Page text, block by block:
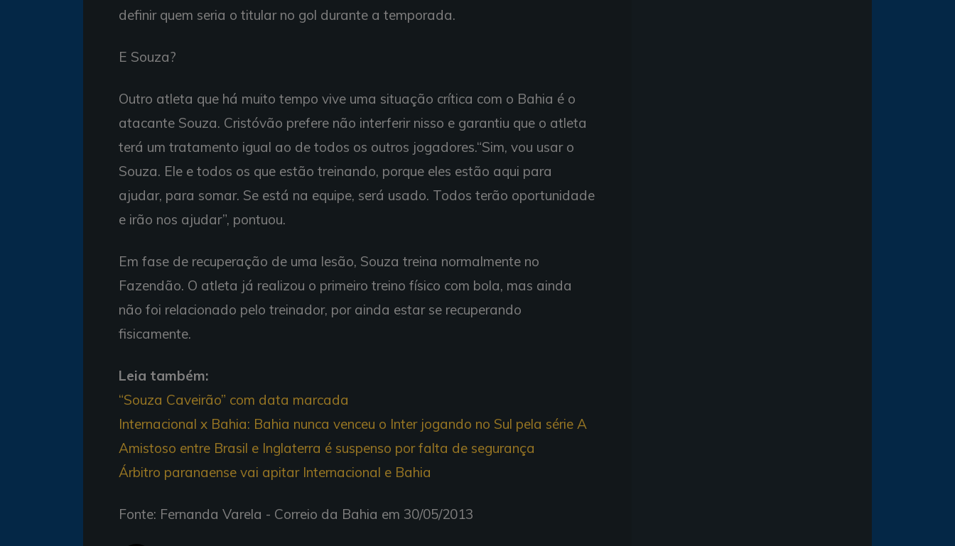
definir quem seria o titular no gol durante a temporada.
E Souza?
Outro atleta que há muito tempo vive uma situação crítica com o Bahia é o
atacante Souza. Cristóvão prefere não interferir nisso e garantiu que o atleta
terá um tratamento igual ao de todos os outros jogadores.“Sim, vou usar o
Souza. Ele e todos os que estão treinando, porque eles estão aqui para
ajudar, para somar. Se está na equipe, será usado. Todos terão oportunidade
e irão nos ajudar”, pontuou.
Em fase de recuperação de uma lesão, Souza treina normalmente no
Fazendão. O atleta já realizou o primeiro treino físico com bola, mas ainda
não foi relacionado pelo treinador, por ainda estar se recuperando
fisicamente.
Leia também:
“Souza Caveirão” com data marcada
Internacional x Bahia: Bahia nunca venceu o Inter jogando no Sul pela série A
Amistoso entre Brasil e Inglaterra é suspenso por falta de segurança
Árbitro paranaense vai apitar Internacional e Bahia
Fonte: Fernanda Varela - Correio da Bahia em 30/05/2013